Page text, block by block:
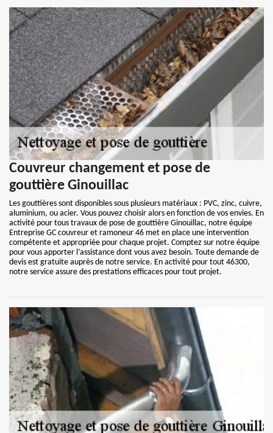
Couvreur changement et pose de
gouttière Ginouillac
Les gouttières sont disponibles sous plusieurs matériaux : PVC, zinc, cuivre,
aluminium, ou acier. Vous pouvez choisir alors en fonction de vos envies. En
activité pour tous travaux de pose de gouttière Ginouillac, notre équipe
Entreprise GC couvreur et ramoneur 46 met en place une intervention
compétente et appropriée pour chaque projet. Comptez sur notre équipe
pour vous apporter l’assistance dont vous avez besoin. Toute demande de
devis est gratuite auprès de notre service. En activité pour tout 46300,
notre service assure des prestations efficaces pour tout projet.